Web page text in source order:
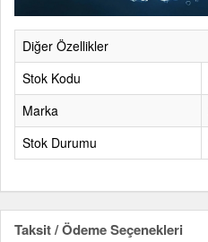
Diğer Özellikler
Stok Kodu
Marka
Stok Durumu
Taksit / Ödeme Seçenekleri